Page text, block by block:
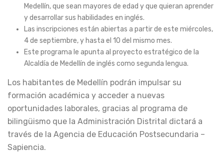
Medellín, que sean mayores de edad y que quieran aprender
y desarrollar sus habilidades en inglés.
Las inscripciones están abiertas a partir de este miércoles,
4 de septiembre, y hasta el 10 del mismo mes.
Este programa le apunta al proyecto estratégico de la
Alcaldía de Medellín de inglés como segunda lengua.
Los habitantes de Medellín podrán impulsar su
formación académica y acceder a nuevas
oportunidades laborales, gracias al programa de
bilingüismo que la Administración Distrital dictará a
través de la Agencia de Educación Postsecundaria –
Sapiencia.